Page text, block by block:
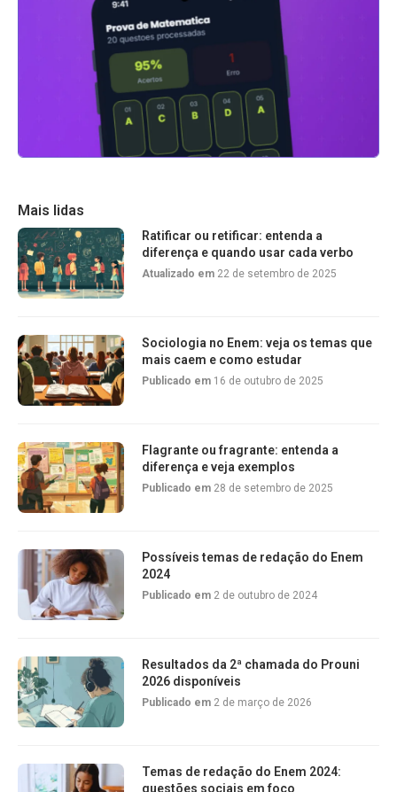
Mais lidas
Ratificar ou retificar: entenda a
diferença e quando usar cada verbo
Atualizado em 22 de setembro de 2025
Sociologia no Enem: veja os temas que
mais caem e como estudar
Publicado em 16 de outubro de 2025
Flagrante ou fragrante: entenda a
diferença e veja exemplos
Publicado em 28 de setembro de 2025
Possíveis temas de redação do Enem
2024
Publicado em 2 de outubro de 2024
Resultados da 2ª chamada do Prouni
2026 disponíveis
Publicado em 2 de março de 2026
Temas de redação do Enem 2024:
questões sociais em foco